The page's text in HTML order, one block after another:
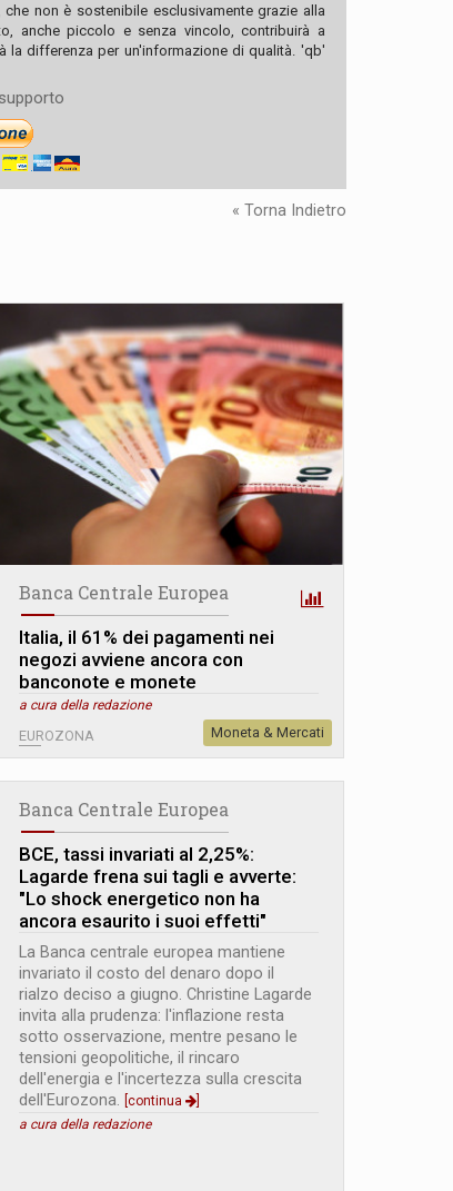
non è sostenibile esclusivamente grazie alla
anche piccolo e senza vincolo, contribuirà a
la differenza per un'informazione di qualità. 'qb'
« Torna Indietro
Banca Centrale Europea
Italia, il 61% dei pagamenti nei
negozi avviene ancora con
banconote e monete
a cura della redazione
EUROZONA Moneta & Mercati
Banca Centrale Europea
BCE, tassi invariati al 2,25%:
Lagarde frena sui tagli e avverte:
"Lo shock energetico non ha
ancora esaurito i suoi effetti"
La Banca centrale europea mantiene
invariato il costo del denaro dopo il
rialzo deciso a giugno. Christine Lagarde
invita alla prudenza: l'inflazione resta
sotto osservazione, mentre pesano le
tensioni geopolitiche, il rincaro
dell'energia e l'incertezza sulla crescita
dell'Eurozona. [continua
a cura della redazione